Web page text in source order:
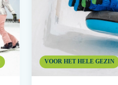
VOOR HET HELE GEZIN